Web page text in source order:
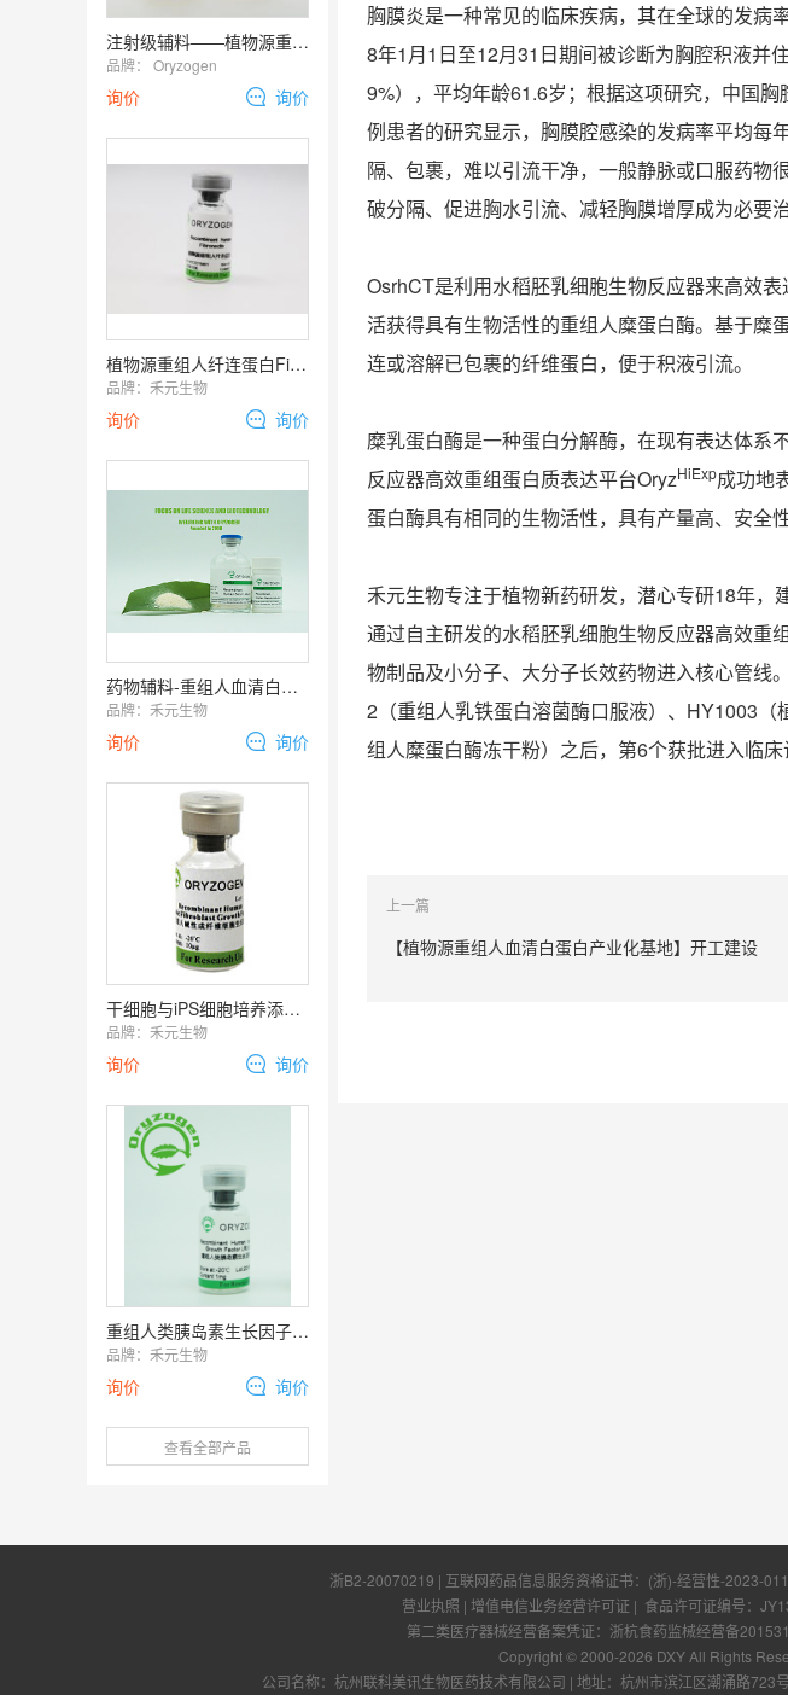
注射级辅料——植物源重组人血清白蛋白OsrHSA优势供应
品牌： Oryzogen
询价 询价
植物源重组人纤连蛋白Fibronectin
品牌： 禾元生物
询价 询价
药物辅料-重组人血清白蛋白（rHSA）
品牌： 禾元生物
询价 询价
干细胞与iPS细胞培养添加物-植物源bFGF
品牌： 禾元生物
询价 询价
重组人类胰岛素生长因子-1 (Recombinant Human Insulin-like Growth Factor-1 LR3)， rhIGF-1 LR3
品牌： 禾元生物
询价 询价
查看全部产品
胸膜炎是一种常见的临床疾病，其在全球的发病
8年1月1日至12月31日期间被诊断为胸腔积液并
9%），平均年龄61.6岁；根据这项研究，中国
例患者的研究显示，胸膜腔感染的发病率平均每
隔、包裹，难以引流干净，一般静脉或口服药物
破分隔、促进胸水引流、减轻胸膜增厚成为必要治
OsrhCT是利用水稻胚乳细胞生物反应器来高效
活获得具有生物活性的重组人糜蛋白酶。基于糜
连或溶解已包裹的纤维蛋白，便于积液引流。
糜乳蛋白酶是一种蛋白分解酶，在现有表达体系
反应器高效重组蛋白质表达平台OryzHiExp成功地
蛋白酶具有相同的生物活性，具有产量高、安全
禾元生物专注于植物新药研发，潜心专研18年，
通过自主研发的水稻胚乳细胞生物反应器高效重
物制品及小分子、大分子长效药物进入核心管线
2（重组人乳铁蛋白溶菌酶口服液）、HY1003
组人糜蛋白酶冻干粉）之后，第6个获批进入临床
上一篇
【植物源重组人血清白蛋白产业化基地】开工建设
浙B2-20070219 | 互联网药品信息服务资格证书： (浙)-经营性-2023-
营业执照 | 增值电信业务经营许可证 | 食品许可证编号：
第二类医疗器械经营备案凭证：浙杭食药监械经营备
Copyright © 2000-2026 DXY All Rights
公司名称：杭州联科美讯生物医药技术有限公司 | 地址：杭州市滨江区潮涌路723